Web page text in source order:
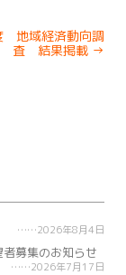
地域経済動向調
査 結果掲載 →
2026年8月4日
募集のお知らせ
2026年7月17日